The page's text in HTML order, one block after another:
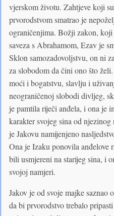
vjerskom životu. Zahtjeve koji
prvorodstvom smatrao je
ograničenjima. Božji zakon,
saveza s Abrahamom, Ezav je
Sklon samozadovoljstvu, on ni
za slobodom da čini ono što
moći i bogatstvu, slavlju i
neograničenoj slobodi divljeg,
je pamtila riječi anđela, i ona je
karakter svojeg sina od
je Jakovu namijenjeno
Ona je Izaku ponovila anđelove
bili usmjereni na starijeg sina, i
svojoj namjeri.
Jakov je od svoje majke saznao
da bi prvorodstvo trebalo